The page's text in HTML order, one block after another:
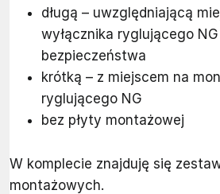
długą – uwzględniającą
wyłącznika ryglującego
bezpieczeństwa
krótką – z miejscem na
ryglującego NG
bez płyty montażowej
W komplecie znajduję się
montażowych.